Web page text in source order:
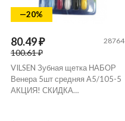
—20%
80.49 ₽
100.61 ₽
28764
VILSEN Зубная щетка НАБОР
Венера 5шт средняя А5/105-5
АКЦИЯ! СКИДКА…